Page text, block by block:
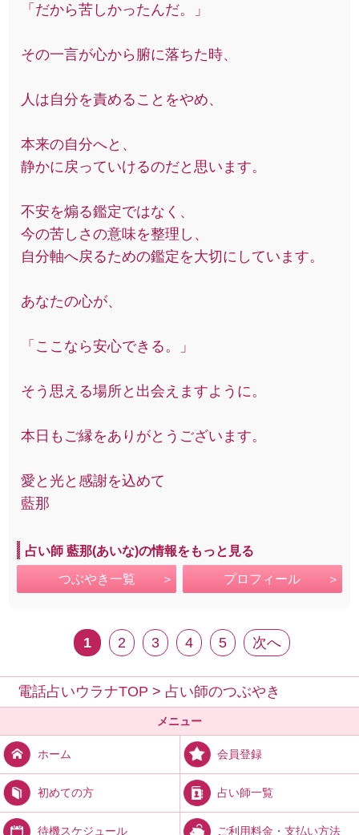
「だから苦しかったんだ。」
その一言が心から腑に落ちた時、
人は自分を責めることをやめ、
本来の自分へと、
静かに戻っていけるのだと思います。
不安を煽る鑑定ではなく、
今の苦しさの意味を整理し、
自分軸へ戻るための鑑定を大切にしています。
あなたの心が、
「ここなら安心できる。」
そう思える場所と出会えますように。
本日もご縁をありがとうございます。
愛と光と感謝を込めて
藍那
占い師 藍那(あいな)の情報をもっと見る
つぶやき一覧 プロフィール
1 2 3 4 5 次へ
電話占いウラナTOP > 占い師のつぶやき
メニュー
ホーム 会員登録
初めての方 占い師一覧
待機スケジュール ご利用料金・支払い方法